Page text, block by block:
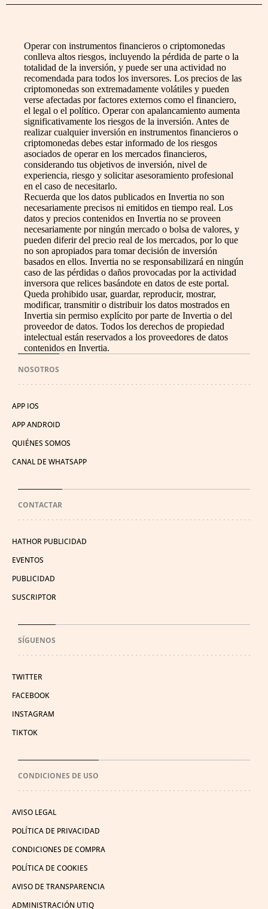
Operar con instrumentos financieros o criptomonedas
conlleva altos riesgos, incluyendo la pérdida de parte o la
totalidad de la inversión, y puede ser una actividad no
recomendada para todos los inversores. Los precios de las
criptomonedas son extremadamente volátiles y pueden
verse afectadas por factores externos como el financiero,
el legal o el político. Operar con apalancamiento aumenta
significativamente los riesgos de la inversión. Antes de
realizar cualquier inversión en instrumentos financieros o
criptomonedas debes estar informado de los riesgos
asociados de operar en los mercados financieros,
considerando tus objetivos de inversión, nivel de
experiencia, riesgo y solicitar asesoramiento profesional
en el caso de necesitarlo.
Recuerda que los datos publicados en Invertia no son
necesariamente precisos ni emitidos en tiempo real. Los
datos y precios contenidos en Invertia no se proveen
necesariamente por ningún mercado o bolsa de valores, y
pueden diferir del precio real de los mercados, por lo que
no son apropiados para tomar decisión de inversión
basados en ellos. Invertia no se responsabilizará en ningún
caso de las pérdidas o daños provocadas por la actividad
inversora que relices basándote en datos de este portal.
Queda prohibido usar, guardar, reproducir, mostrar,
modificar, transmitir o distribuir los datos mostrados en
Invertia sin permiso explícito por parte de Invertia o del
proveedor de datos. Todos los derechos de propiedad
intelectual están reservados a los proveedores de datos
contenidos en Invertia.
NOSOTROS
APP IOS
APP ANDROID
QUIÉNES SOMOS
CANAL DE WHATSAPP
CONTACTAR
HATHOR PUBLICIDAD
EVENTOS
PUBLICIDAD
SUSCRIPTOR
SÍGUENOS
TWITTER
FACEBOOK
INSTAGRAM
TIKTOK
CONDICIONES DE USO
AVISO LEGAL
POLÍTICA DE PRIVACIDAD
CONDICIONES DE COMPRA
POLÍTICA DE COOKIES
AVISO DE TRANSPARENCIA
ADMINISTRACIÓN UTIQ